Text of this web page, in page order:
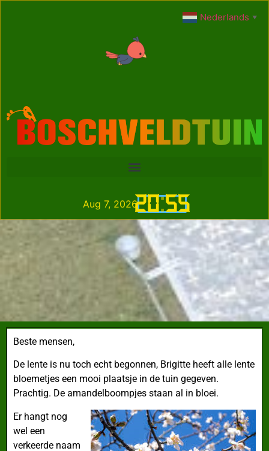
20:55
Aug 7, 2026
Beste mensen,
De lente is nu toch echt begonnen, Brigitte heeft alle lente
bloemetjes een mooi plaatsje in de tuin gegeven.
Prachtig. De amandelboompjes staan al in bloei.
Er hangt nog
wel een
verkeerde naam
Nederlands ▼